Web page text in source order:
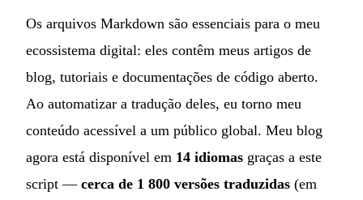
Os arquivos Markdown são essenciais para o meu
ecossistema digital: eles contêm meus artigos de
blog, tutoriais e documentações de código aberto.
Ao automatizar a tradução deles, eu torno meu
conteúdo acessível a um público global. Meu blog
agora está disponível em 14 idiomas graças a este
script — cerca de 1 800 versões traduzidas (em